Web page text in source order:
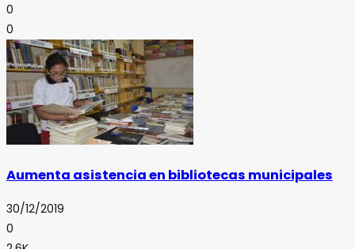
0
0
Aumenta asistencia en bibliotecas municipales
30/12/2019
0